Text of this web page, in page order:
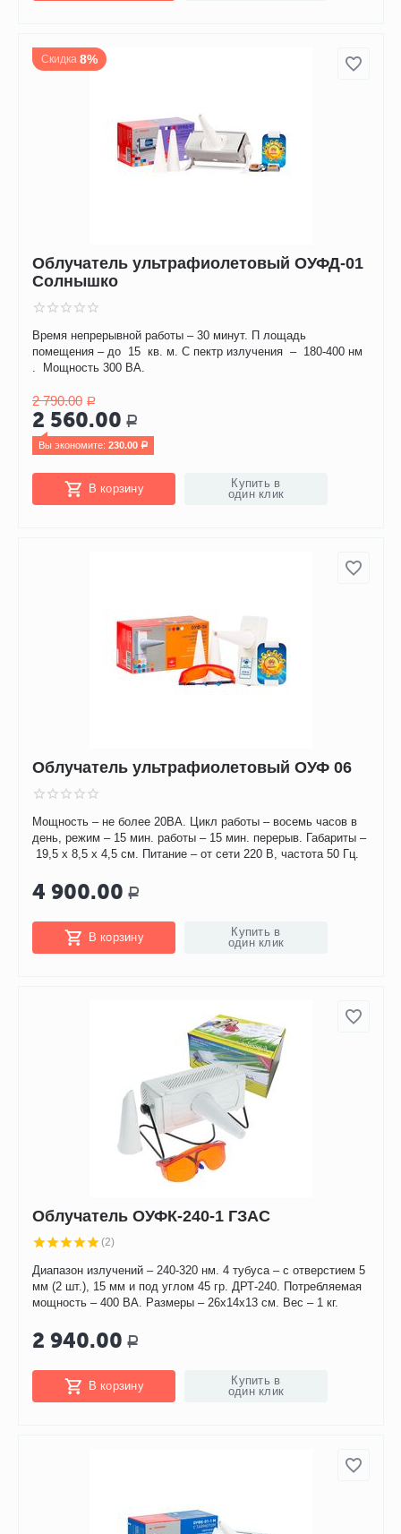
Скидка 8%
Облучатель ультрафиолетовый ОУФД-01
Солнышко
Время непрерывной работы – 30 минут. П лощадь
помещения – до 15 кв. м. С пектр излучения – 180-400 нм
. Мощность 300 ВА.
2 790.00 Р
2 560.00 Р
Вы экономите: 230.00 Р
В корзину
Купить в
один клик
Облучатель ультрафиолетовый ОУФ 06
Мощность – не более 20ВА. Цикл работы – восемь часов в
день, режим – 15 мин. работы – 15 мин. перерыв. Габариты –
19,5 х 8,5 х 4,5 см. Питание – от сети 220 В, частота 50 Гц.
4 900.00 Р
В корзину
Купить в
один клик
Облучатель ОУФК-240-1 ГЗАС
(2)
Диапазон излучений – 240-320 нм. 4 тубуса – с отверстием 5
мм (2 шт.), 15 мм и под углом 45 гр. ДРТ-240. Потребляемая
мощность – 400 ВА. Размеры – 26х14х13 см. Вес – 1 кг.
2 940.00 Р
В корзину
Купить в
один клик